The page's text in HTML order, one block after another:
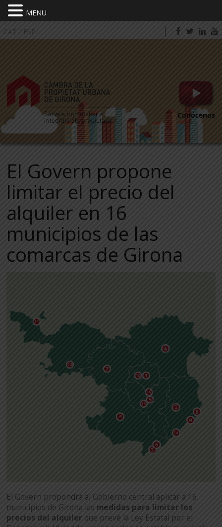
CAT / ESP
Conócenos
El Govern propone
limitar el precio del
alquiler en 16
municipios de las
comarcas de Girona
El Govern propondrá al Gobierno central aplicar a 16
municipios de Girona las medidas para limitar los
precios del alquiler que prevé la Ley Estatal por el
MENU